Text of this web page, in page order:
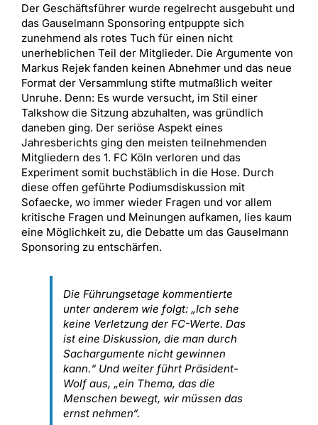
Der Geschäftsführer wurde regelrecht ausgebuht und
das Gauselmann Sponsoring entpuppte sich
zunehmend als rotes Tuch für einen nicht
unerheblichen Teil der Mitglieder. Die Argumente von
Markus Rejek fanden keinen Abnehmer und das neue
Format der Versammlung stifte mutmaßlich weiter
Unruhe. Denn: Es wurde versucht, im Stil einer
Talkshow die Sitzung abzuhalten, was gründlich
daneben ging. Der seriöse Aspekt eines
Jahresberichts ging den meisten teilnehmenden
Mitgliedern des 1. FC Köln verloren und das
Experiment somit buchstäblich in die Hose. Durch
diese offen geführte Podiumsdiskussion mit
Sofaecke, wo immer wieder Fragen und vor allem
kritische Fragen und Meinungen aufkamen, lies kaum
eine Möglichkeit zu, die Debatte um das Gauselmann
Sponsoring zu entschärfen.
Die Führungsetage kommentierte
unter anderem wie folgt: „Ich sehe
keine Verletzung der FC-Werte. Das
ist eine Diskussion, die man durch
Sachargumente nicht gewinnen
kann.“ Und weiter führt Präsident-
Wolf aus, „ein Thema, das die
Menschen bewegt, wir müssen das
ernst nehmen“.